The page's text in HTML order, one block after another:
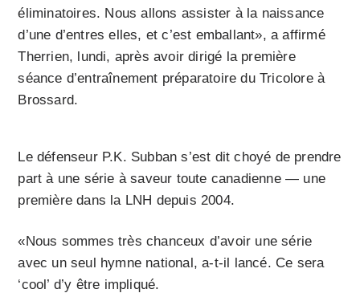
éliminatoires. Nous allons assister à la naissance
d’une d’entres elles, et c’est emballant», a affirmé
Therrien, lundi, après avoir dirigé la première
séance d’entraînement préparatoire du Tricolore à
Brossard.
Le défenseur P.K. Subban s’est dit choyé de prendre
part à une série à saveur toute canadienne — une
première dans la LNH depuis 2004.
«Nous sommes très chanceux d’avoir une série
avec un seul hymne national, a-t-il lancé. Ce sera
‘cool’ d’y être impliqué.